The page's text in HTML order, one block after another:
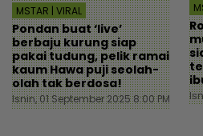
MSTAR | VIRAL
Pondan buat ‘live’
berbaju kurung siap
pakai tudung, pelik ramai
kaum Hawa puji seolah-
olah tak berdosa!
Isnin, 01 September 2025 8:00 PM